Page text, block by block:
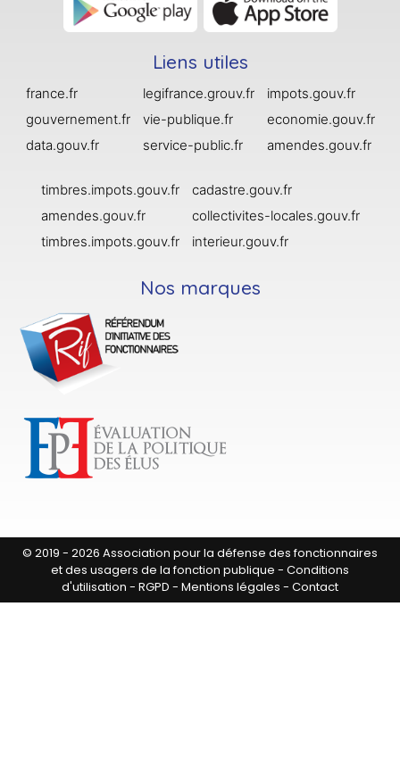
Liens utiles
france.fr
gouvernement.fr
data.gouv.fr
legifrance.grouv.fr
vie-publique.fr
service-public.fr
impots.gouv.fr
economie.gouv.fr
amendes.gouv.fr
timbres.impots.gouv.fr
amendes.gouv.fr
timbres.impots.gouv.fr
cadastre.gouv.fr
collectivites-locales.gouv.fr
interieur.gouv.fr
Nos marques
© 2019 - 2026 Association pour la défense des fonctionnaires
et des usagers de la fonction publique - Conditions
d'utilisation - RGPD - Mentions légales - Contact